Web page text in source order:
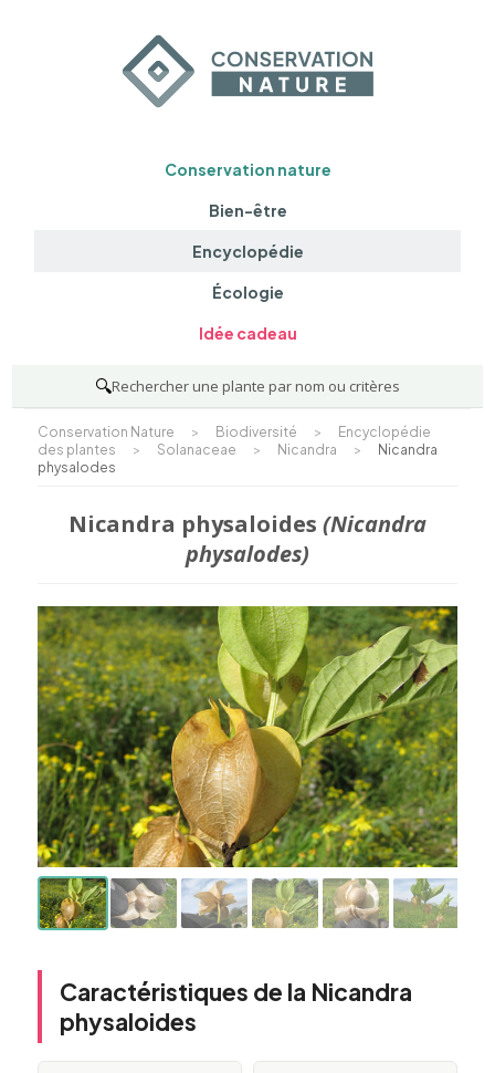
Conservation nature
Bien-être
Encyclopédie
Écologie
Idée cadeau
🔍Rechercher une plante par nom ou critères
Conservation Nature > Biodiversité >
Encyclopédie
des plantes
> Solanaceae > Nicandra >
Nicandra
physalodes
Nicandra physaloides (Nicandra
physalodes)
Caractéristiques de la Nicandra
physaloides